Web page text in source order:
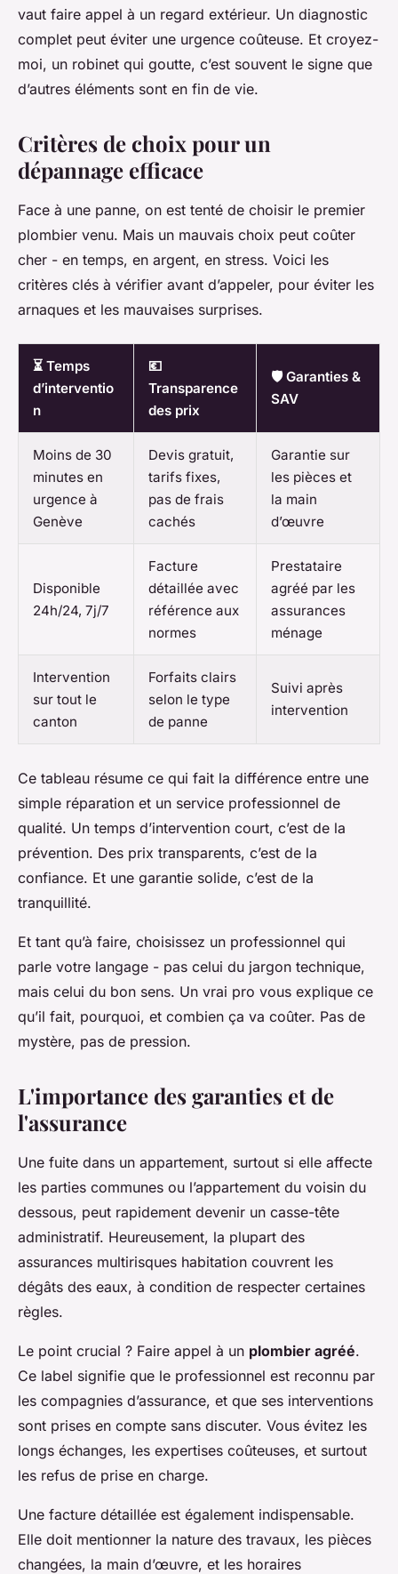
vaut faire appel à un regard extérieur. Un diagnostic
complet peut éviter une urgence coûteuse. Et croyez-
moi, un robinet qui goutte, c’est souvent le signe que
d’autres éléments sont en fin de vie.
Critères de choix pour un
dépannage efficace
Face à une panne, on est tenté de choisir le premier
plombier venu. Mais un mauvais choix peut coûter
cher - en temps, en argent, en stress. Voici les
critères clés à vérifier avant d’appeler, pour éviter les
arnaques et les mauvaises surprises.
⏳ Temps
d’interventio
n
💶
Transparence
des prix
🛡️ Garanties &
SAV
Moins de 30
minutes en
urgence à
Genève
Devis gratuit,
tarifs fixes,
pas de frais
cachés
Garantie sur
les pièces et
la main
d’œuvre
Disponible
24h/24, 7j/7
Facture
détaillée avec
référence aux
normes
Prestataire
agréé par les
assurances
ménage
Intervention
sur tout le
canton
Forfaits clairs
selon le type
de panne
Suivi après
intervention
Ce tableau résume ce qui fait la différence entre une
simple réparation et un service professionnel de
qualité. Un temps d’intervention court, c’est de la
prévention. Des prix transparents, c’est de la
confiance. Et une garantie solide, c’est de la
tranquillité.
Et tant qu’à faire, choisissez un professionnel qui
parle votre langage - pas celui du jargon technique,
mais celui du bon sens. Un vrai pro vous explique ce
qu’il fait, pourquoi, et combien ça va coûter. Pas de
mystère, pas de pression.
L'importance des garanties et de
l'assurance
Une fuite dans un appartement, surtout si elle affecte
les parties communes ou l’appartement du voisin du
dessous, peut rapidement devenir un casse-tête
administratif. Heureusement, la plupart des
assurances multirisques habitation couvrent les
dégâts des eaux, à condition de respecter certaines
règles.
Le point crucial ? Faire appel à un plombier agréé.
Ce label signifie que le professionnel est reconnu par
les compagnies d’assurance, et que ses interventions
sont prises en compte sans discuter. Vous évitez les
longs échanges, les expertises coûteuses, et surtout
les refus de prise en charge.
Une facture détaillée est également indispensable.
Elle doit mentionner la nature des travaux, les pièces
changées, la main d’œuvre, et les horaires